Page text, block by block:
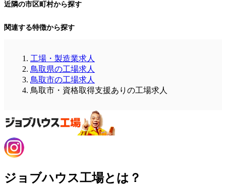
近隣の市区町村から探す
関連する特徴から探す
工場・製造業求人
鳥取県の工場求人
鳥取市の工場求人
鳥取市・資格取得支援ありの工場求人
ジョブハウス工場とは？